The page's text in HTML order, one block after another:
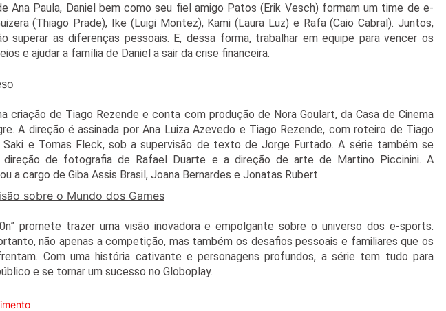
Ana Paula, Daniel bem como seu fiel amigo Patos (Erik Vesch) formam um time de e-
(Thiago Prade), Ike (Luigi Montez), Kami (Laura Luz) e Rafa (Caio Cabral). Juntos,
superar as diferenças pessoais. E, dessa forma, trabalhar em equipe para vencer os
e ajudar a família de Daniel a sair da crise financeira.
criação de Tiago Rezende e conta com produção de Nora Goulart, da Casa de Cinema
A direção é assinada por Ana Luiza Azevedo e Tiago Rezende, com roteiro de Tiago
Saki e Tomas Fleck, sob a supervisão de texto de Jorge Furtado. A série também se
direção de fotografia de Rafael Duarte e a direção de arte de Martino Piccinini. A
a cargo de Giba Assis Brasil, Joana Bernardes e Jonatas Rubert.
sobre o Mundo dos Games
promete trazer uma visão inovadora e empolgante sobre o universo dos e-sports.
não apenas a competição, mas também os desafios pessoais e familiares que os
Com uma história cativante e personagens profundos, a série tem tudo para
e se tornar um sucesso no Globoplay.